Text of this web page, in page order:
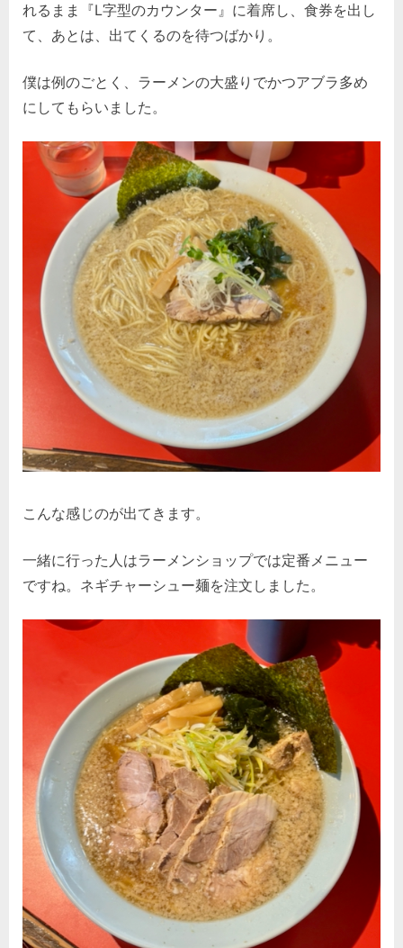
れるまま『L字型のカウンター』に着席し、食券を出し
て、あとは、出てくるのを待つばかり。
僕は例のごとく、ラーメンの大盛りでかつアブラ多め
にしてもらいました。
こんな感じのが出てきます。
一緒に行った人はラーメンショップでは定番メニュー
ですね。ネギチャーシュー麺を注文しました。